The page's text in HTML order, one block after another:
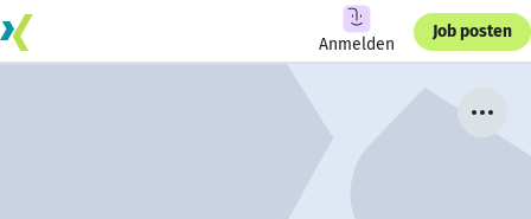
Anmelden
Job posten